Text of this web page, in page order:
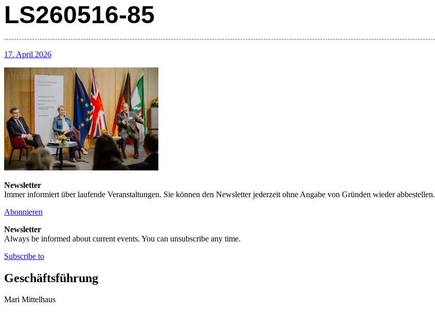
LS260516-85
17. April 2026
Newsletter
Immer informiert über laufende Veranstaltungen. Sie können den Newsletter jederzeit ohne Angabe von Gründen wieder abbestellen.
Abonnieren
Newsletter
Always be informed about current events. You can unsubscribe any time.
Subscribe to
Geschäftsführung
Mari Mittelhaus